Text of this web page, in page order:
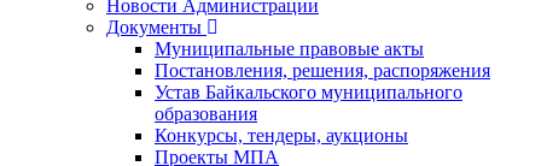
Новости Администрации
Документы
Муниципальные правовые акты
Постановления, решения, распоряжения
Устав Байкальского муниципального
образования
Конкурсы, тендеры, аукционы
Проекты МПА